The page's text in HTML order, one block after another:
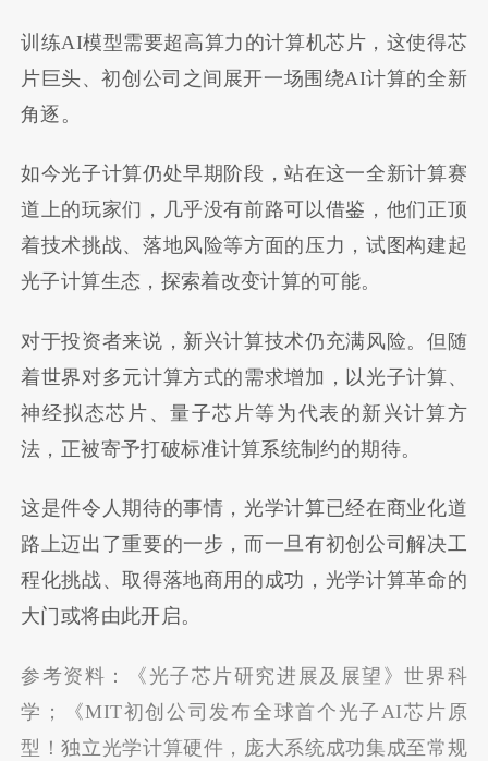
训练AI模型需要超高算力的计算机芯片，这使得芯
片巨头、初创公司之间展开一场围绕AI计算的全新
角逐。
如今光子计算仍处早期阶段，站在这一全新计算赛
道上的玩家们，几乎没有前路可以借鉴，他们正顶
着技术挑战、落地风险等方面的压力，试图构建起
光子计算生态，探索着改变计算的可能。
对于投资者来说，新兴计算技术仍充满风险。但随
着世界对多元计算方式的需求增加，以光子计算、
神经拟态芯片、量子芯片等为代表的新兴计算方
法，正被寄予打破标准计算系统制约的期待。
这是件令人期待的事情，光学计算已经在商业化道
路上迈出了重要的一步，而一旦有初创公司解决工
程化挑战、取得落地商用的成功，光学计算革命的
大门或将由此开启。
参考资料：《光子芯片研究进展及展望》世界科
学；《MIT初创公司发布全球首个光子AI芯片原
型！独立光学计算硬件，庞大系统成功集成至常规